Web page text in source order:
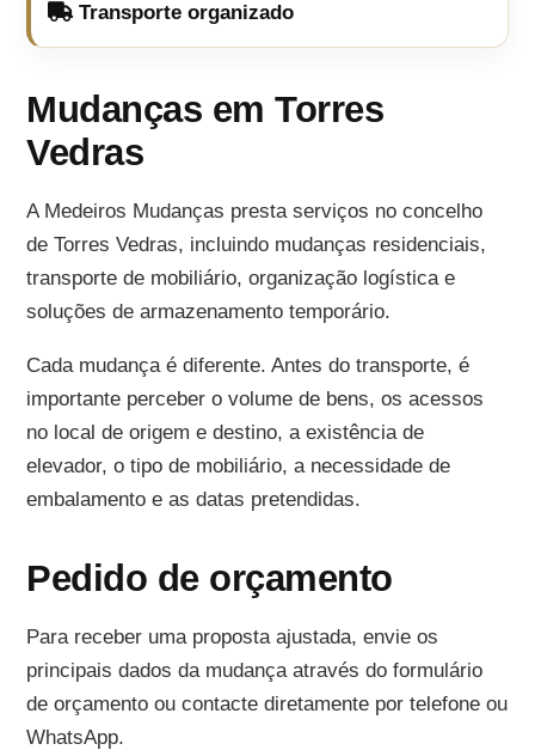
Transporte organizado
Mudanças em Torres
Vedras
A Medeiros Mudanças presta serviços no concelho
de Torres Vedras, incluindo mudanças residenciais,
transporte de mobiliário, organização logística e
soluções de armazenamento temporário.
Cada mudança é diferente. Antes do transporte, é
importante perceber o volume de bens, os acessos
no local de origem e destino, a existência de
elevador, o tipo de mobiliário, a necessidade de
embalamento e as datas pretendidas.
Pedido de orçamento
Para receber uma proposta ajustada, envie os
principais dados da mudança através do formulário
de orçamento ou contacte diretamente por telefone ou
WhatsApp.